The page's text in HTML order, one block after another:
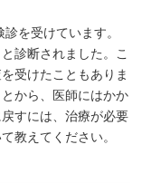
を受けています。
診断されました。こ
受けたこともありま
から、医師にはかか
すには、治療が必要
教えてください。